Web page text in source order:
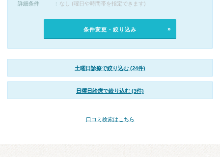
詳細条件
なし (曜日や時間帯を指定できます)
条件変更・絞り込み
土曜日診療で絞り込む (24件)
日曜日診療で絞り込む (3件)
口コミ検索はこちら